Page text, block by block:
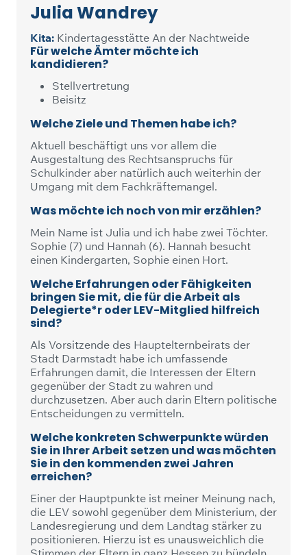
Julia Wandrey
Kita: Kindertagesstätte An der Nachtweide
Für welche Ämter möchte ich
kandidieren?
Stellvertretung
Beisitz
Welche Ziele und Themen habe ich?
Aktuell beschäftigt uns vor allem die
Ausgestaltung des Rechtsanspruchs für
Schulkinder aber natürlich auch weiterhin der
Umgang mit dem Fachkräftemangel.
Was möchte ich noch von mir erzählen?
Mein Name ist Julia und ich habe zwei Töchter.
Sophie (7) und Hannah (6). Hannah besucht
einen Kindergarten, Sophie einen Hort.
Welche Erfahrungen oder Fähigkeiten
bringen Sie mit, die für die Arbeit als
Delegierte*r oder LEV-Mitglied hilfreich
sind?
Als Vorsitzende des Hauptelternbeirats der
Stadt Darmstadt habe ich umfassende
Erfahrungen damit, die Interessen der Eltern
gegenüber der Stadt zu wahren und
durchzusetzen. Aber auch darin Eltern politische
Entscheidungen zu vermitteln.
Welche konkreten Schwerpunkte würden
Sie in Ihrer Arbeit setzen und was möchten
Sie in den kommenden zwei Jahren
erreichen?
Einer der Hauptpunkte ist meiner Meinung nach,
die LEV sowohl gegenüber dem Ministerium, der
Landesregierung und dem Landtag stärker zu
positionieren. Hierzu ist es unausweichlich die